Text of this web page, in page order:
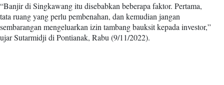
“Banjir di Singkawang itu disebabkan beberapa faktor. Pertama,
tata ruang yang perlu pembenahan, dan kemudian jangan
sembarangan mengeluarkan izin tambang bauksit kepada investor,”
ujar Sutarmidji di Pontianak, Rabu (9/11/2022).